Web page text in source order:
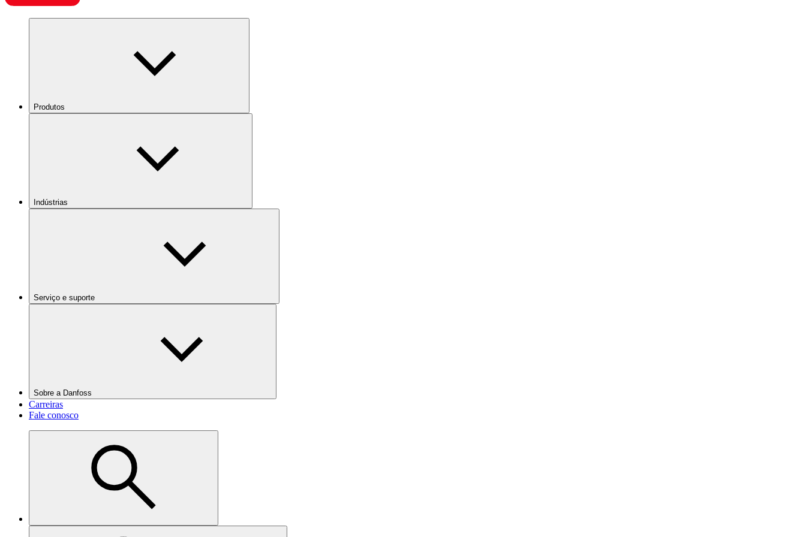
Produtos
Indústrias
Serviço e suporte
Sobre a Danfoss
Carreiras
Fale conosco